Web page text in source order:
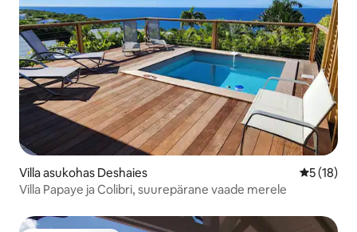
Villa asukohas Deshaies Keskmine
5 (18)
Villa Papaye ja Colibri, suurepärane vaade merele